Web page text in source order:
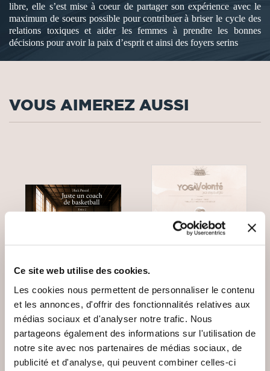
Ce site web utilise des cookies.
Les cookies nous permettent de personnaliser le contenu
et les annonces, d'offrir des fonctionnalités relatives aux
médias sociaux et d'analyser notre trafic. Nous
partageons également des informations sur l'utilisation de
notre site avec nos partenaires de médias sociaux, de
publicité et d'analyse, qui peuvent combiner celles-ci
libre, elle s’est mise à coeur de partager son expérience avec le
maximum de soeurs possible pour contribuer à briser le cycle des
relations toxiques et aider les femmes à prendre les bonnes
décisions pour avoir la paix d’esprit et ainsi des foyers serins
VOUS AIMEREZ AUSSI
Hick Pascal
JUSTE UN COACH DE
Elodie THOURY
YOG'AGENDA - 365